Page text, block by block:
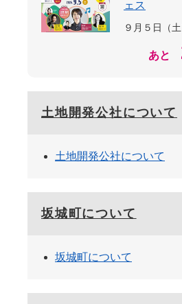
ェス
９月５日（土
あと
土地開発公社について
土地開発公社について
坂城町について
坂城町について